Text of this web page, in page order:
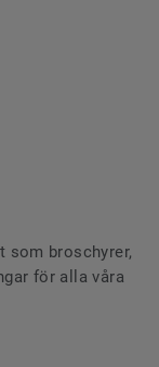
som broschyrer,
för alla våra